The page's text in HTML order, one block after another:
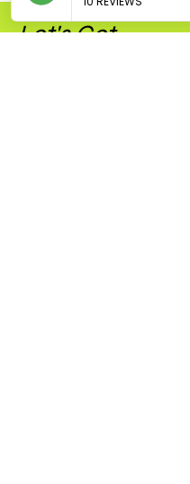
Let's Get